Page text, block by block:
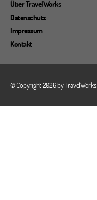
Über TravelWorks
Datenschutz
Impressum
Kontakt
© Copyright 2026 byTravelWorks